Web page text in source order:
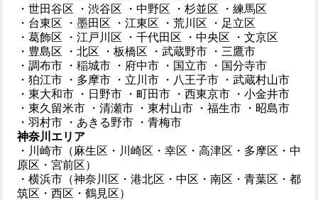
・世田谷区
・渋谷区 ・中野区 ・杉並区
・練馬区
・台東区
・墨田区 ・江東区 ・荒川区
・足立区
・葛飾区
・江戸川区 ・千代田区 ・中央区
・文京区
・豊島区
・北区 ・板橋区 ・武蔵野市
・三鷹市
・調布市
・稲城市 ・府中市 ・国立市
・国分寺市
・狛江市
・多摩市 ・立川市 ・八王子市
・武蔵村山市
・東大和市
・日野市 ・町田市 ・西東京市
・小金井市
・東久留米市
・清瀬市 ・東村山市 ・福生市
・昭島市
・羽村市
・あきる野市
・青梅市
神奈川エリア
・川崎市（麻生区・川崎区・幸区・高津区・多摩区・中
原区・宮前区）
・横浜市（神奈川区・港北区・中区・南区・青葉区・都
筑区・西区・鶴見区）